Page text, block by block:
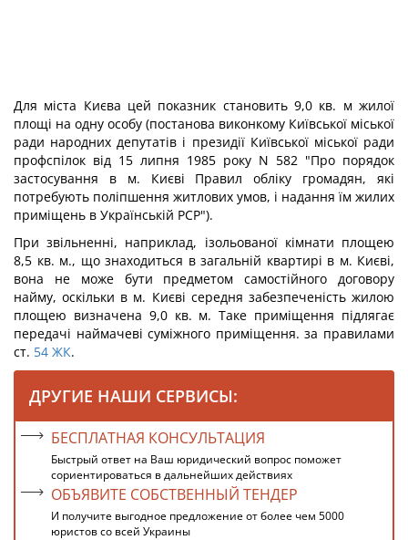
Для міста Києва цей показник становить 9,0 кв. м жилої
площі на одну особу (постанова виконкому Київської міської
ради народних депутатів і президії Київської міської ради
профспілок від 15 липня 1985 року N 582 "Про порядок
застосування в м. Києві Правил обліку громадян, які
потребують поліпшення житлових умов, і надання їм жилих
приміщень в Українській РСР").
При звільненні, наприклад, ізольованої кімнати площею
8,5 кв. м., що знаходиться в загальній квартирі в м. Києві,
вона не може бути предметом самостійного договору
найму, оскільки в м. Києві середня забезпеченість жилою
площею визначена 9,0 кв. м. Таке приміщення підлягає
передачі наймачеві суміжного приміщення. за правилами
ст. 54 ЖК.
ДРУГИЕ НАШИ СЕРВИСЫ:
БЕСПЛАТНАЯ КОНСУЛЬТАЦИЯ
Быстрый ответ на Ваш юридический вопрос поможет
сориентироваться в дальнейших действиях
ОБЪЯВИТЕ СОБСТВЕННЫЙ ТЕНДЕР
И получите выгодное предложение от более чем 5000
юристов со всей Украины